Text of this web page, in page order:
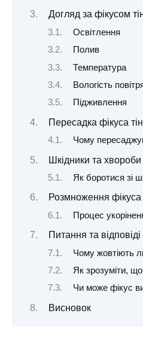
Догляд за фікусом
Освітлення
Полив
Температура
Вологість
Підживлення
Пересадка фікуса
Чому
Шкідники та хвороби
Як боротися зі
Розмноження фікуса
Процес
Питання та відповіді
Чому жовтіють
Як зрозуміти,
Чи може фікус
Висновок